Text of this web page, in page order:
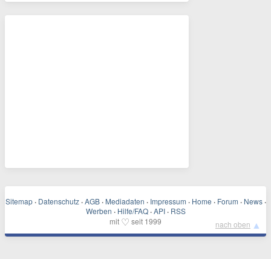
Sitemap · Datenschutz · AGB · Mediadaten · Impressum · Home · Forum · News ·
Werben · Hilfe/FAQ · API · RSS
mit ♡ seit 1999 nach oben ▲